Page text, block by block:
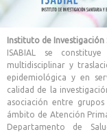
Instituto de Investigación
ISABIAL se
multidisciplinar y
epidemiológica y en
calidad de la
asociación entre
ámbito de Atención
Departamento de